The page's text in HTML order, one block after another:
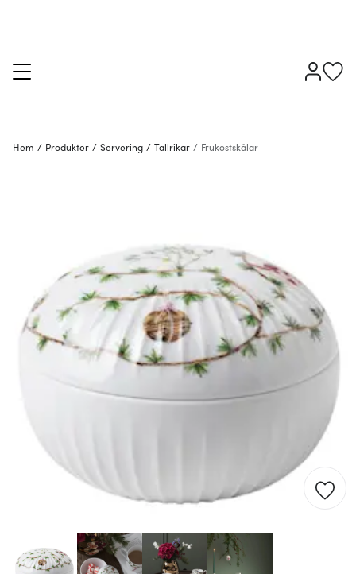
Hem / Produkter / Servering / Tallrikar / Frukostskålar